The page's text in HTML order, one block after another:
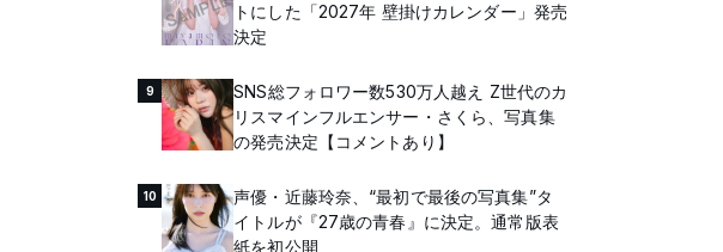
トにした「2027年 壁掛けカレンダー」発売
決定
9
SNS総フォロワー数530万人越え Z世代のカ
リスマインフルエンサー・さくら、写真集
の発売決定【コメントあり】
10
声優・近藤玲奈、“最初で最後の写真集”タ
イトルが『27歳の青春』に決定。通常版表
紙を初公開